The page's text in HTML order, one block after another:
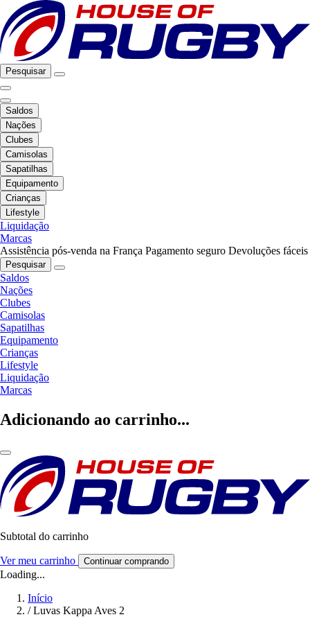
Pesquisar
Saldos
Nações
Clubes
Camisolas
Sapatilhas
Equipamento
Crianças
Lifestyle
Liquidação
Marcas
Assistência pós-venda na França Pagamento seguro Devoluções fáceis
Pesquisar
Saldos
Nações
Clubes
Camisolas
Sapatilhas
Equipamento
Crianças
Lifestyle
Liquidação
Marcas
Adicionando ao carrinho...
Subtotal do carrinho
Ver meu carrinho Continuar comprando
Loading...
Início
/ Luvas Kappa Aves 2